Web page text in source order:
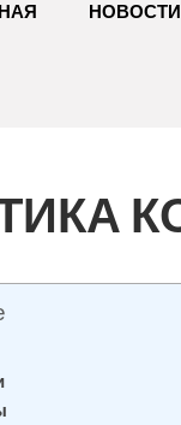
НОВОСТИ